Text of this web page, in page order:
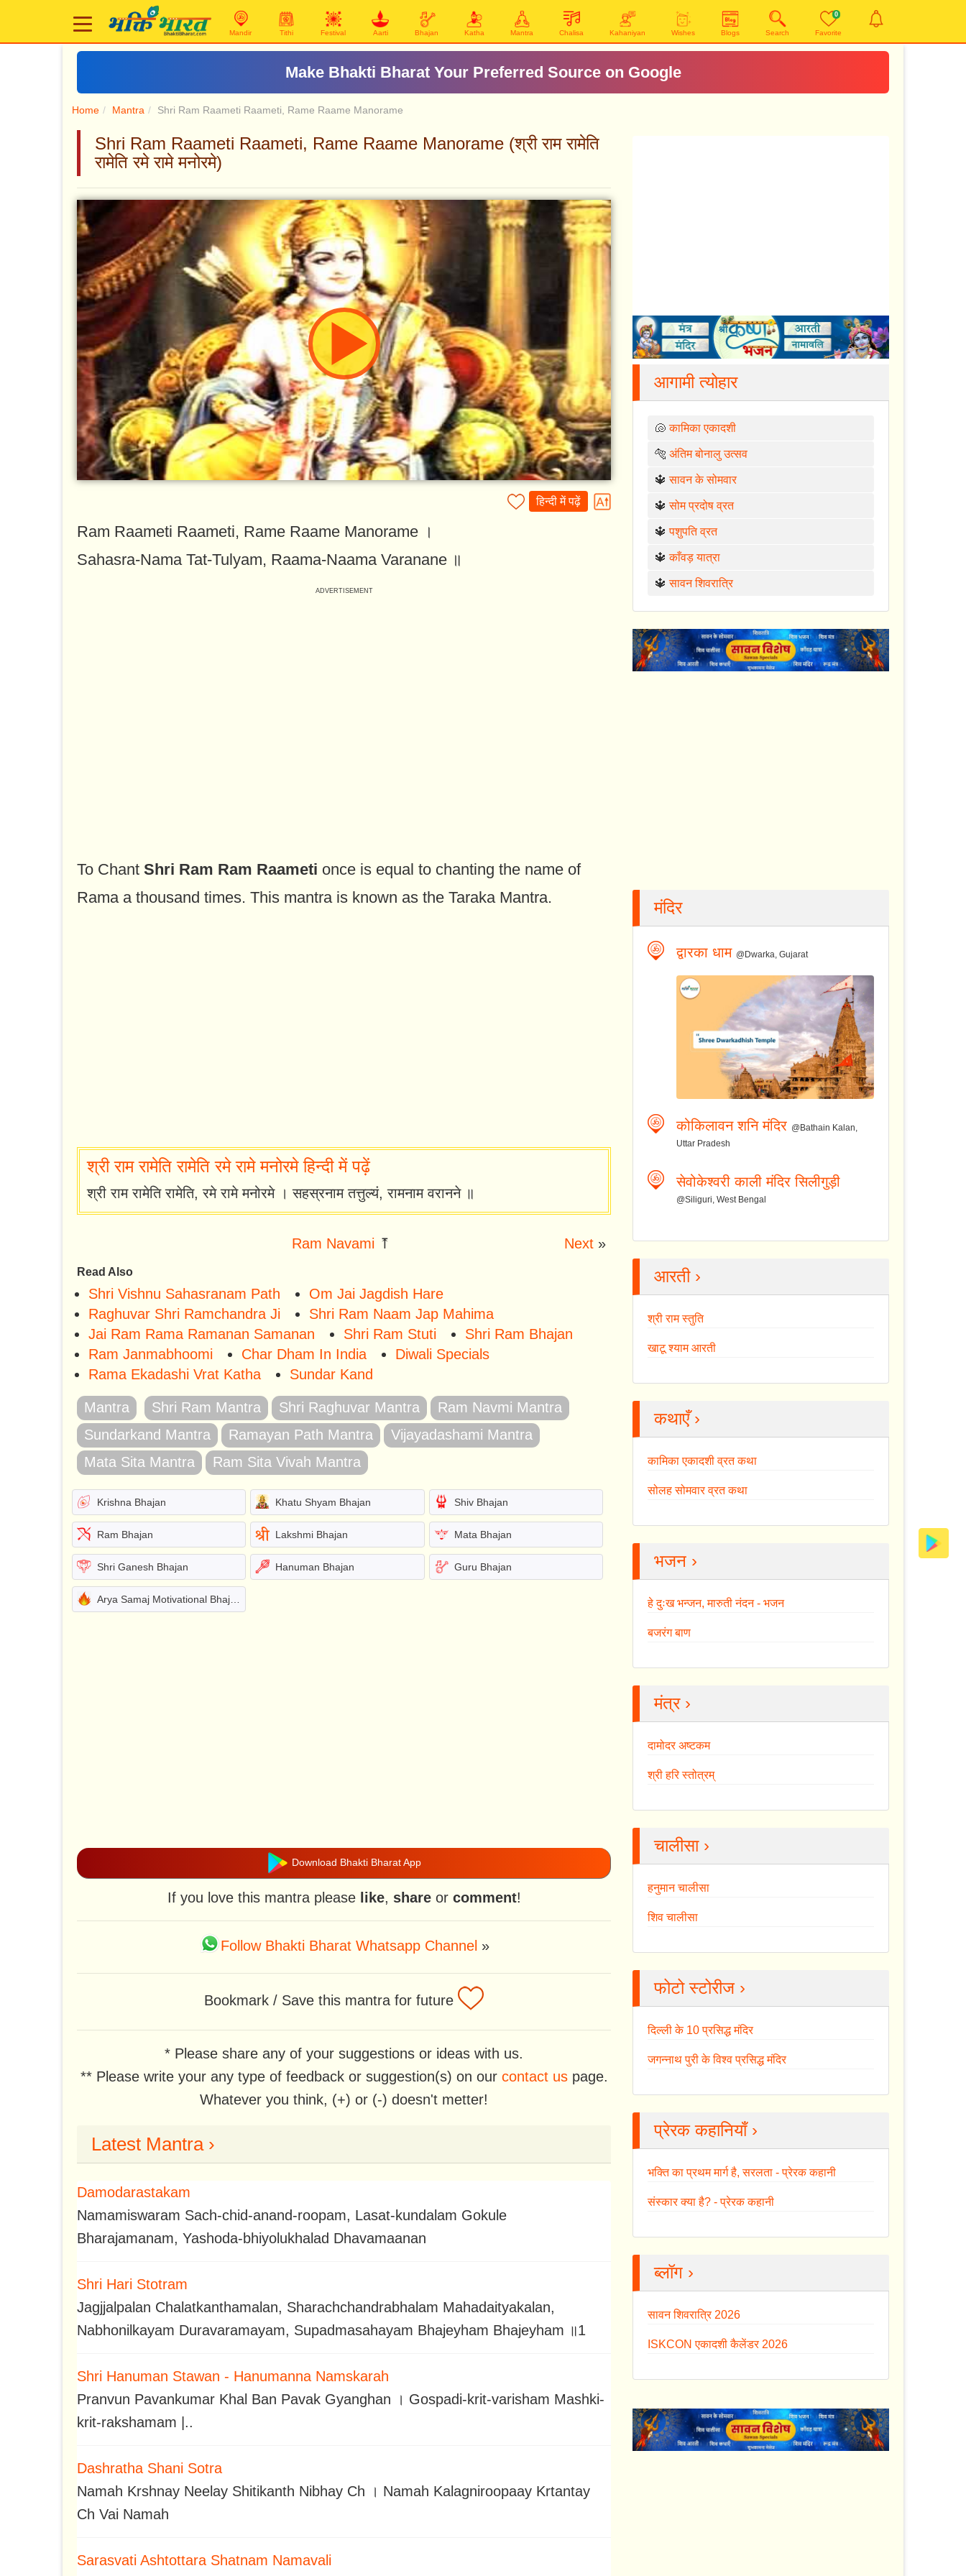
Mandir Tithi Festival Aarti Bhajan Katha Mantra Chalisa Kahaniyan Wishes Blogs Search
0
Favorite
ॐ जय जगदीश हरे आरती
Home Mantra Shri Ram Raameti Raameti, Rame Raame Manorame
Shri Ram Raameti Raameti, Rame Raame Manorame (श्री राम रामेति
रामेति रमे रामे मनोरमे)
हिन्दी में पढ़ें
Ram Raameti Raameti, Rame Raame Manorame ।
Sahasra-Nama Tat-Tulyam, Raama-Naama Varanane ॥
To Chant Shri Ram Ram Raameti once is equal to chanting the name of
Rama a thousand times. This mantra is known as the Taraka Mantra.
श्री राम रामेति रामेति रमे रामे मनोरमे हिन्दी में पढ़ें
श्री राम रामेति रामेति, रमे रामे मनोरमे । सहस्रनाम तत्तुल्यं, रामनाम वरानने ॥
Ram Navami ⤒ Next»
Read Also
Shri Vishnu Sahasranam Path
Om Jai Jagdish Hare
Raghuvar Shri Ramchandra Ji
Shri Ram Naam Jap Mahima
Jai Ram Rama Ramanan Samanan
Shri Ram Stuti
Shri Ram Bhajan
Ram Janmabhoomi
Char Dham In India
Diwali Specials
Rama Ekadashi Vrat Katha
Sundar Kand
Mantra Shri Ram Mantra Shri Raghuvar Mantra
Ram Navmi Mantra
Sundarkand Mantra
Ramayan Path Mantra
Vijayadashami Mantra
Mata Sita Mantra
Ram Sita Vivah Mantra
Krishna Bhajan Khatu Shyam Bhajan Shiv Bhajan
Ram Bhajan Lakshmi Bhajan Mata Bhajan
Shri Ganesh Bhajan Hanuman Bhajan Guru Bhajan
Arya Samaj Motivational Bhajans
Download Bhakti Bharat App
If you love this mantra please like, shareor comment!
Follow Bhakti Bharat Whatsapp Channel »
Bookmark / Save this mantra for future
* Please share any of your suggestions or ideas with us.
** Please write your any type of feedback or suggestion(s) on our contact uspage.
Whatever you think, (+) or (-) doesn't metter!
Latest Mantra ›
Damodarastakam
Namamiswaram Sach-chid-anand-roopam, Lasat-kundalam Gokule
Bharajamanam, Yashoda-bhiyolukhalad Dhavamaanan
Shri Hari Stotram
Jagjjalpalan Chalatkanthamalan, Sharachchandrabhalam Mahadaityakalan,
Nabhonilkayam Duravaramayam, Supadmasahayam Bhajeyham Bhajeyham ॥1
Shri Hanuman Stawan - Hanumanna Namskarah
Pranvun Pavankumar Khal Ban Pavak Gyanghan । Gospadi-krit-varisham Mashki-
krit-rakshamam |..
Dashratha Shani Sotra
Namah Krshnay Neelay Shitikanth Nibhay Ch । Namah Kalagniroopaay Krtantay
Ch Vai Namah
Sarasvati Ashtottara Shatnam Namavali
आगामी त्योहार
🐚कामिका एकादशी
🐅अंतिम बोनालु उत्सव
🔱सावन के सोमवार
🔱सोम प्रदोष व्रत
🔱पशुपति व्रत
🔱काँवड़ यात्रा
🔱सावन शिवरात्रि
मंदिर
द्वारका धाम @Dwarka, Gujarat
कोकिलावन शनि मंदिर @Bathain Kalan,
Uttar Pradesh
सेवोकेश्वरी काली मंदिर सिलीगुड़ी
@Siliguri, West Bengal
आरती ›
श्री राम स्तुति
खाटू श्याम आरती
कथाएँ ›
कामिका एकादशी व्रत कथा
सोलह सोमवार व्रत कथा
भजन ›
हे दुःख भन्जन, मारुती नंदन - भजन
बजरंग बाण
मंत्र ›
दामोदर अष्टकम
श्री हरि स्तोत्रम्
चालीसा ›
हनुमान चालीसा
शिव चालीसा
फोटो स्टोरीज ›
दिल्ली के 10 प्रसिद्ध मंदिर
जगन्नाथ पुरी के विश्व प्रसिद्ध मंदिर
प्रेरक कहानियाँ ›
भक्ति का प्रथम मार्ग है, सरलता - प्रेरक कहानी
संस्कार क्या है? - प्रेरक कहानी
ब्लॉग ›
सावन शिवरात्रि 2026
ISKCON एकादशी कैलेंडर 2026